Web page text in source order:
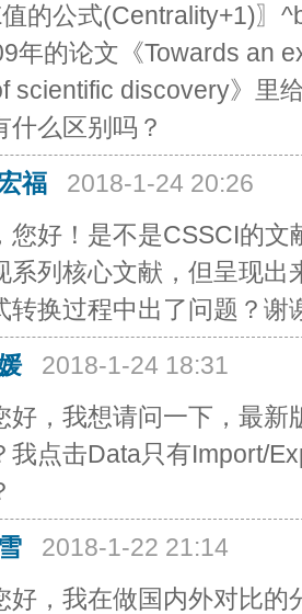
的公式(Centrality+1)〗
年的论文《Towards an
scientific discovery》里
什么区别吗？
福
2018-1-24 20:26
您好！是不是CSSCI的
系列核心文献，但呈现
转换过程中出了问题？谢
2018-1-24 18:31
好，我想请问一下，最
我点击Data只有Import/
2018-1-22 21:14
好，我在做国内外对比